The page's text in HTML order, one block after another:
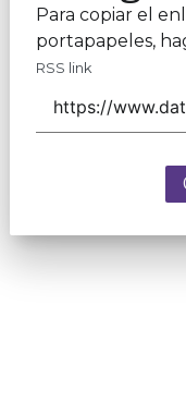
Para copiar el
portapapeles,
RSS link